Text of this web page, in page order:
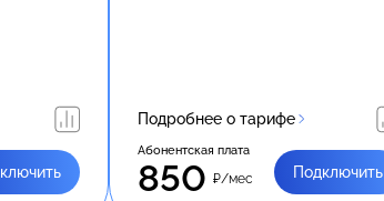
Подробнее о тарифе
Абонентская плата
850 ₽/мес Подключить